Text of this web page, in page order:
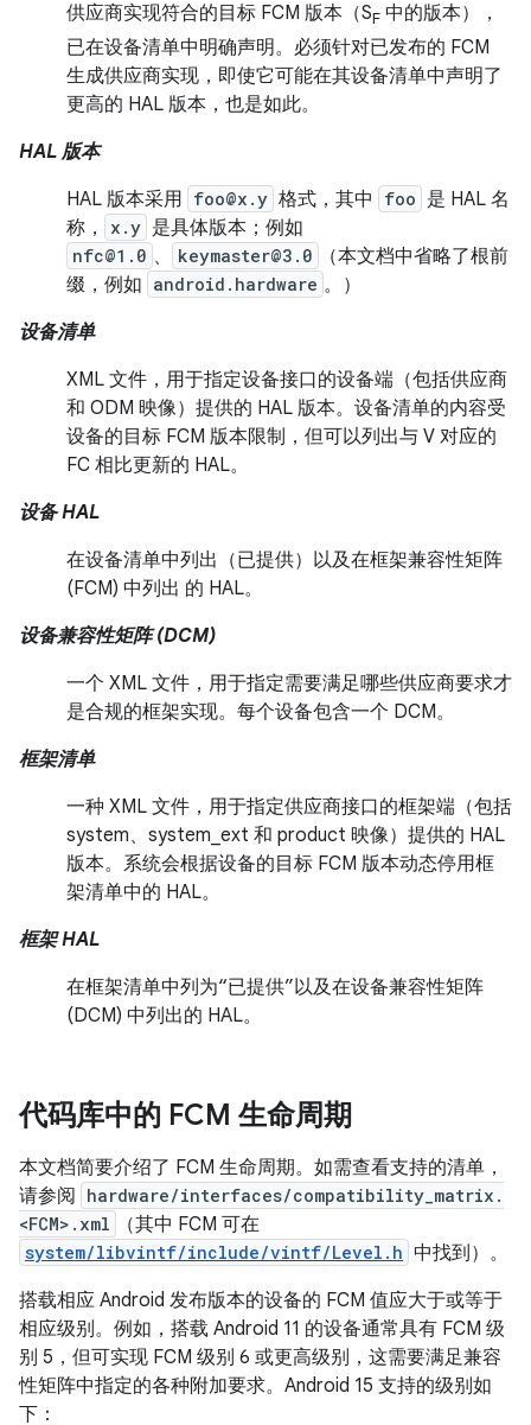
供应商实现符合的目标 FCM 版本（SF 中的版本），
已在设备清单中明确声明。必须针对已发布的 FCM
生成供应商实现，即使它可能在其设备清单中声明了
更高的 HAL 版本，也是如此。
HAL 版本
HAL 版本采用 foo@x.y 格式，其中 foo 是 HAL 名
称，
x.y 是具体版本；例如
nfc@1.0 、 keymaster@3.0
（本文档中省略了根前
缀，例如 android.hardware 。）
设备清单
XML 文件，用于指定设备接口的设备端（包括供应商
和 ODM 映像）提供的 HAL 版本。设备清单的内容受
设备的目标 FCM 版本限制，但可以列出与 V 对应的
FC 相比更新的 HAL。
设备 HAL
在设备清单中列出（已提供）以及在框架兼容性矩阵
(FCM) 中列出 的 HAL。
设备兼容性矩阵 (DCM)
一个 XML 文件，用于指定需要满足哪些供应商要求才
是合规的框架实现。每个设备包含一个 DCM。
框架清单
一种 XML 文件，用于指定供应商接口的框架端（包括
system、system_ext 和 product 映像）提供的 HAL
版本。系统会根据设备的目标 FCM 版本动态停用框
架清单中的 HAL。
框架 HAL
在框架清单中列为“已提供”以及在设备兼容性矩阵
(DCM) 中列出的 HAL。
代码库中的 FCM 生命周期
本文档简要介绍了 FCM 生命周期。如需查看支持的清单，
请参阅
hardware/interfaces/compatibility_matrix.
<FCM>.xml
（其中 FCM 可在
system/libvintf/include/vintf/Level.h 中找到）。
搭载相应 Android 发布版本的设备的 FCM 值应大于或等于
相应级别。例如，搭载 Android 11 的设备通常具有 FCM 级
别 5，但可实现 FCM 级别 6 或更高级别，这需要满足兼容
性矩阵中指定的各种附加要求。Android 15 支持的级别如
下：